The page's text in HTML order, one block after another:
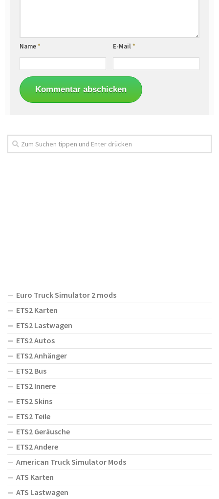
Name* E-Mail*
Euro Truck Simulator 2 mods
ETS2 Karten
ETS2 Lastwagen
ETS2 Autos
ETS2 Anhänger
ETS2 Bus
ETS2 Innere
ETS2 Skins
ETS2 Teile
ETS2 Geräusche
ETS2 Andere
American Truck Simulator Mods
ATS Karten
ATS Lastwagen